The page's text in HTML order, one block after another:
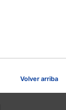
Volver arriba